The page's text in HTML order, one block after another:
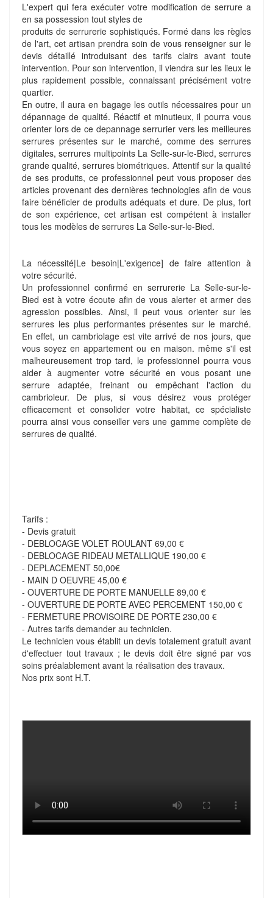
L'expert qui fera exécuter votre modification de serrure a
en sa possession tout styles de
produits de serrurerie sophistiqués. Formé dans les règles
de l'art, cet artisan prendra soin de vous renseigner sur le
devis détaillé introduisant des tarifs clairs avant toute
intervention. Pour son intervention, il viendra sur les lieux le
plus rapidement possible, connaissant précisément votre
quartier.
En outre, il aura en bagage les outils nécessaires pour un
dépannage de qualité. Réactif et minutieux, il pourra vous
orienter lors de ce depannage serrurier vers les meilleures
serrures présentes sur le marché, comme des serrures
digitales, serrures multipoints La Selle-sur-le-Bied, serrures
grande qualité, serrures biométriques. Attentif sur la qualité
de ses produits, ce professionnel peut vous proposer des
articles provenant des dernières technologies afin de vous
faire bénéficier de produits adéquats et dure. De plus, fort
de son expérience, cet artisan est compétent à installer
tous les modèles de serrures La Selle-sur-le-Bied.
La nécessité|Le besoin|L'exigence] de faire attention à
votre sécurité.
Un professionnel confirmé en serrurerie La Selle-sur-le-
Bied est à votre écoute afin de vous alerter et armer des
agression possibles. Ainsi, il peut vous orienter sur les
serrures les plus performantes présentes sur le marché.
En effet, un cambriolage est vite arrivé de nos jours, que
vous soyez en appartement ou en maison. même s'il est
malheureusement trop tard, le professionnel pourra vous
aider à augmenter votre sécurité en vous posant une
serrure adaptée, freinant ou empêchant l'action du
cambrioleur. De plus, si vous désirez vous protéger
efficacement et consolider votre habitat, ce spécialiste
pourra ainsi vous conseiller vers une gamme complète de
serrures de qualité.
Tarifs :
- Devis gratuit
- DEBLOCAGE VOLET ROULANT 69,00 €
- DEBLOCAGE RIDEAU METALLIQUE 190,00 €
- DEPLACEMENT 50,00€
- MAIN D OEUVRE 45,00 €
- OUVERTURE DE PORTE MANUELLE 89,00 €
- OUVERTURE DE PORTE AVEC PERCEMENT 150,00 €
- FERMETURE PROVISOIRE DE PORTE 230,00 €
- Autres tarifs demander au technicien.
Le technicien vous établit un devis totalement gratuit avant
d'effectuer tout travaux ; le devis doit être signé par vos
soins préalablement avant la réalisation des travaux.
Nos prix sont H.T.